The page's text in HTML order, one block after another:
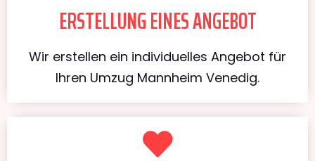
ERSTELLUNG EINES ANGEBOT
Wir erstellen ein individuelles Angebot für
Ihren Umzug Mannheim Venedig.